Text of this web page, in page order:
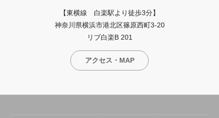
【東横線 白楽駅より徒歩3分】
神奈川県横浜市港北区篠原西町3-20
リブ白楽B 201
アクセス・MAP